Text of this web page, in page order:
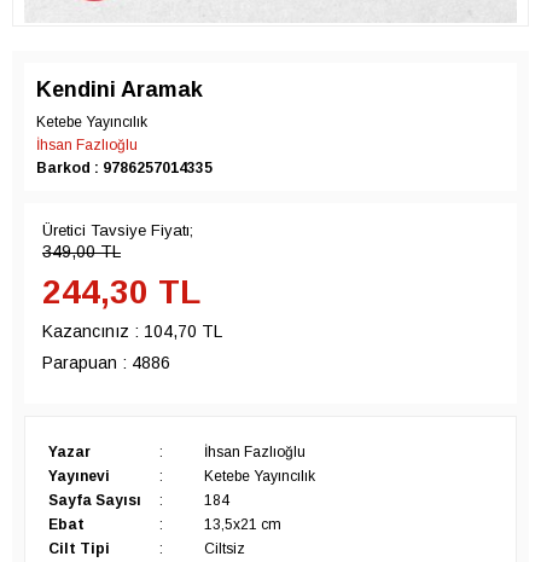
Kendini Aramak
Ketebe Yayıncılık
İhsan Fazlıoğlu
Barkod : 9786257014335
Üretici Tavsiye Fiyatı;
349,00TL
244,30 TL
Kazancınız : 104,70 TL
Parapuan : 4886
Yazar :
İhsan Fazlıoğlu
Yayınevi
:
Ketebe Yayıncılık
Sayfa Sayısı
:
184
Ebat
:
13,5x21 cm
Cilt Tipi
:
Ciltsiz